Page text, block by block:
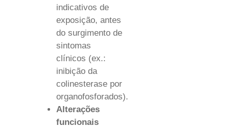
indicativos de
exposição, antes
do surgimento de
sintomas
clínicos (ex.:
inibição da
colinesterase por
organofosforados).
Alterações
funcionais